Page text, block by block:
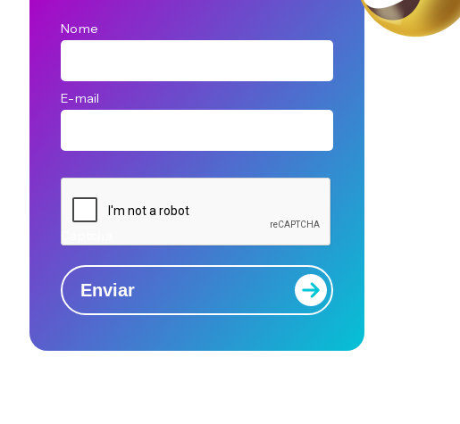
Nome
E-mail
Enviar